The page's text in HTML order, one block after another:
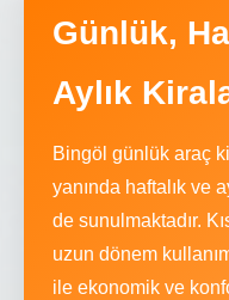
Günlük,
Aylık
Bingöl günlük araç
yanında haftalık ve
de sunulmaktadır.
uzun dönem
ile ekonomik ve